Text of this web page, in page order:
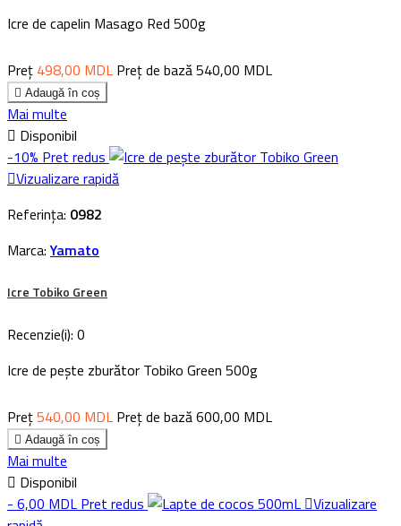
Icre de capelin Masago Red 500g
Preț 498,00 MDL Preț de bază540,00 MDL
 Adaugă în coș
Mai multe
 Disponibil
-10% Pret redus
Vizualizare rapidă
Referința: 0982
Marca:Yamato
Icre Tobiko Green
Recenzie(i): 0
Icre de pește zburător Tobiko Green 500g
Preț540,00 MDL Preț de bază600,00 MDL
 Adaugă în coș
Mai multe
 Disponibil
- 6,00 MDL Pret redus Vizualizare